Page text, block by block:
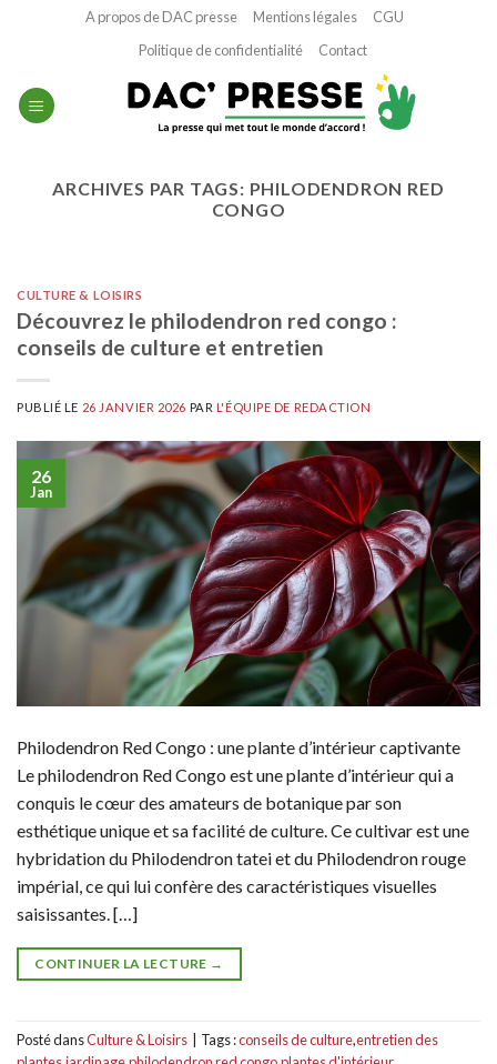
A propos de DAC presse Mentions légales
CGU
Politique de confidentialité
Contact
ARCHIVES PAR TAGS: PHILODENDRON RED
CONGO
CULTURE & LOISIRS
Découvrez le philodendron red congo :
conseils de culture et entretien
PUBLIÉ LE 26 JANVIER 2026 PAR L'ÉQUIPE DE REDACTION
26
Jan
Philodendron Red Congo : une plante d’intérieur captivante
Le philodendron Red Congo est une plante d’intérieur qui a
conquis le cœur des amateurs de botanique par son
esthétique unique et sa facilité de culture. Ce cultivar est une
hybridation du Philodendron tatei et du Philodendron rouge
impérial, ce qui lui confère des caractéristiques visuelles
saisissantes. […]
CONTINUER LA LECTURE →
Posté dansCulture & Loisirs Tags :conseils de culture,entretien des